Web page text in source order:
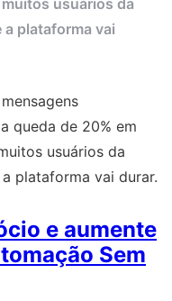
plataforma vai
queda de 20% em
usuários da
plataforma vai durar.
e aumente
Sem